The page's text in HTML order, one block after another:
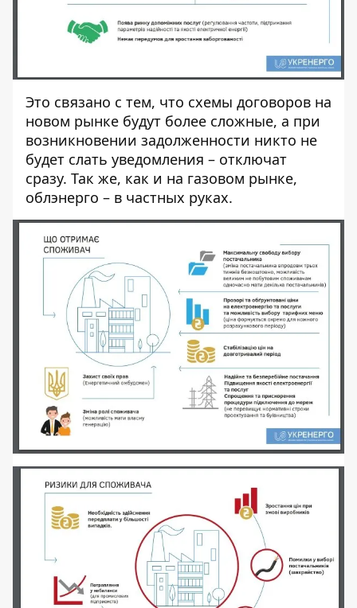
Это связано с тем, что схемы договоров на
новом рынке будут более сложные, а при
возникновении задолженности никто не
будет слать уведомления – отключат
сразу. Так же, как и на газовом рынке,
облэнерго – в частных руках.